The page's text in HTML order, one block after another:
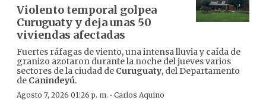
Violento temporal golpea
Curuguaty y deja unas 50
viviendas afectadas
Fuertes ráfagas de viento, una intensa lluvia y caída de
granizo azotaron durante la noche del jueves varios
sectores de la ciudad de Curuguaty, del Departamento
de Canindeyú.
Agosto 7, 2026 01:26 p. m. · Carlos Aquino